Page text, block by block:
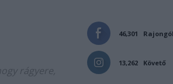
rágyere,
46,301
13,262 Követő